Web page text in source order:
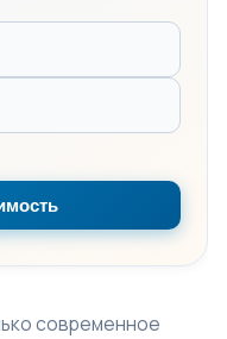
современное